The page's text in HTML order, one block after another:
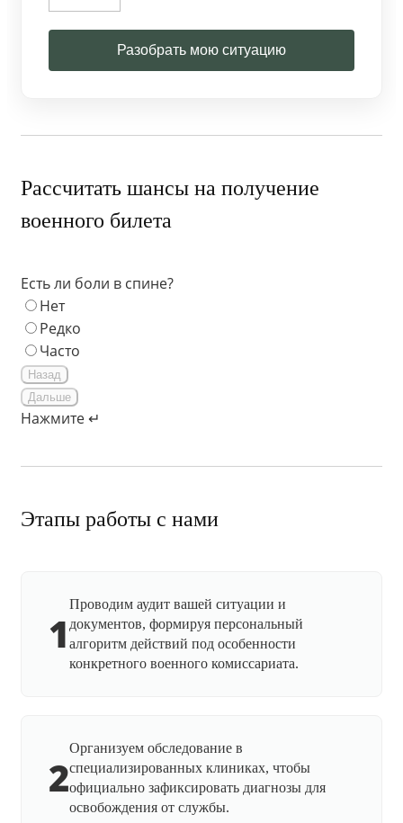
Разобрать мою ситуацию
Рассчитать шансы на получение
военного билета
Есть ли боли в спине?
Нет
Редко
Часто
Назад
Дальше
Нажмите ↵
Этапы работы с нами
1
Проводим аудит вашей ситуации и
документов, формируя персональный
алгоритм действий под особенности
конкретного военного комиссариата.
2
Организуем обследование в
специализированных клиниках, чтобы
официально зафиксировать диагнозы для
освобождения от службы.